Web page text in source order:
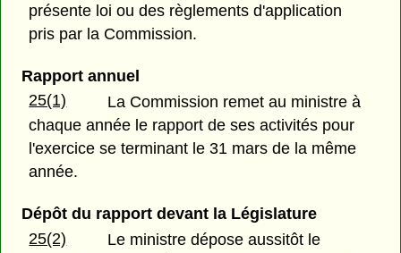
présente loi ou des règlements d'application
pris par la Commission.
Rapport annuel
25(1)
La Commission remet au ministre à
chaque année le rapport de ses activités pour
l'exercice se terminant le 31 mars de la même
année.
Dépôt du rapport devant la Législature
25(2)
Le ministre dépose aussitôt le